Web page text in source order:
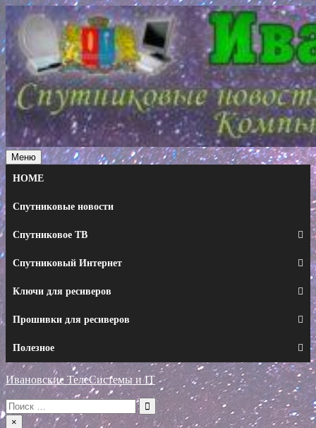
Перейти
к
содержимому
Меню
HOME
Спутниковые новости
Спутниковое ТВ
Спутниковый Интернет
Ключи для ресиверов
Прошивки для ресиверов
Полезное
Ивановские ТелеСистемы и IT
Искать:
×